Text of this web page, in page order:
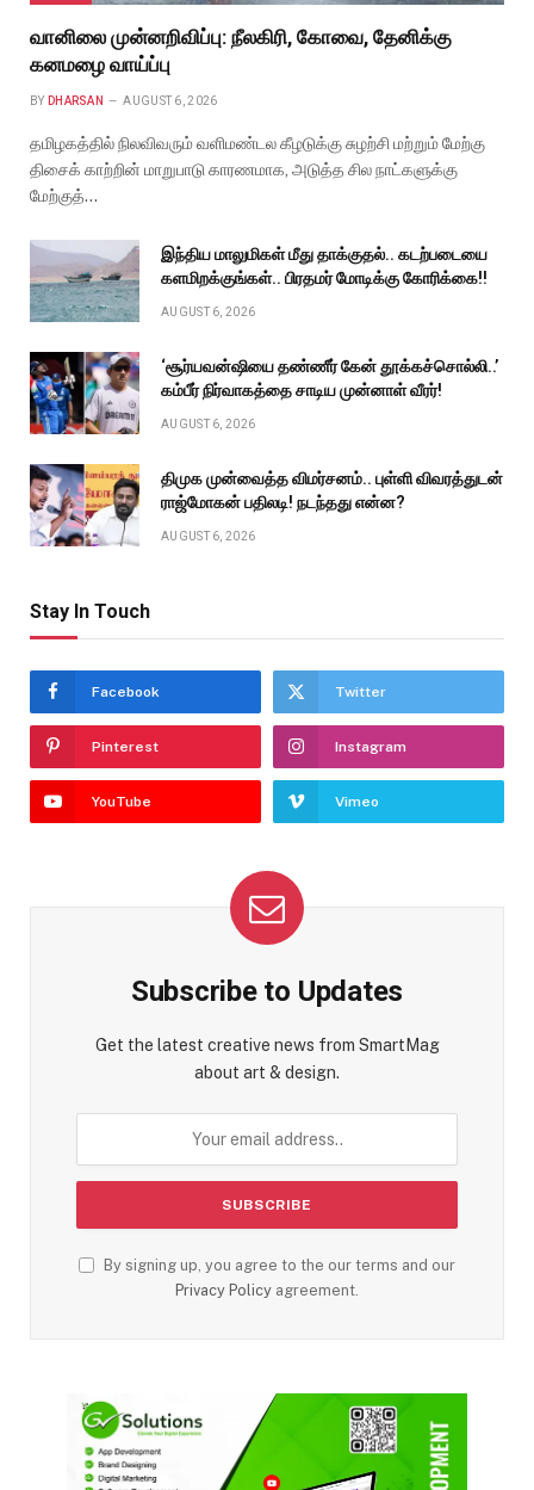
வானிலை முன்னறிவிப்பு: நீலகிரி, கோவை, தேனிக்கு
கனமழை வாய்ப்பு
BY DHARSAN AUGUST 6, 2026
தமிழகத்தில் நிலவிவரும் வளிமண்டல கீழடுக்கு சுழற்சி மற்றும் மேற்கு
திசைக் காற்றின் மாறுபாடு காரணமாக, அடுத்த சில நாட்களுக்கு
மேற்குத்…
இந்திய மாலுமிகள் மீது தாக்குதல்.. கடற்படையை
களமிறக்குங்கள்.. பிரதமர் மோடிக்கு கோரிக்கை!!
AUGUST 6, 2026
‘சூர்யவன்ஷியை தண்ணீர் கேன் தூக்கச்சொல்லி..’
கம்பீர் நிர்வாகத்தை சாடிய முன்னாள் வீரர்!
AUGUST 6, 2026
திமுக முன்வைத்த விமர்சனம்.. புள்ளி விவரத்துடன்
ராஜ்மோகன் பதிலடி! நடந்தது என்ன?
AUGUST 6, 2026
Stay In Touch
Facebook Twitter
Pinterest Instagram
YouTube Vimeo
Subscribe to Updates
Get the latest creative news from SmartMag
about art & design.
By signing up, you agree to the our terms and our
Privacy Policy agreement.